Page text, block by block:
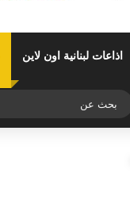
اذاعات لبنانية اون لاين